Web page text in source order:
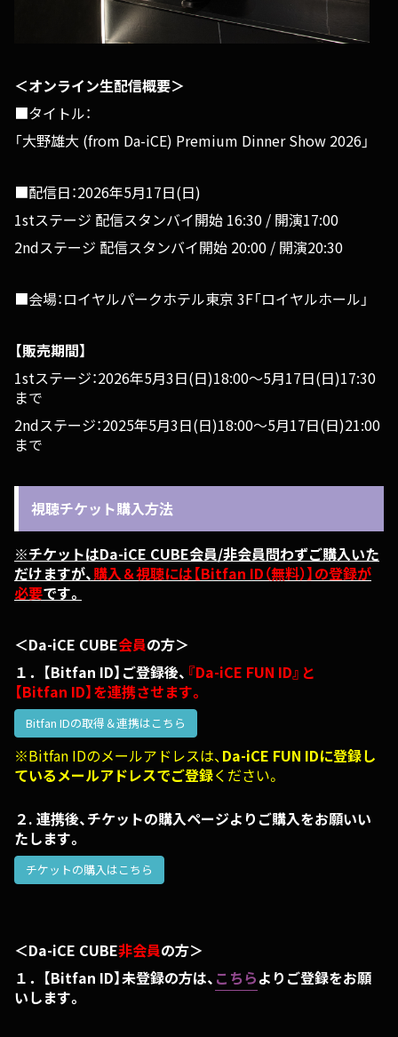
＜オンライン生配信概要＞
■タイトル：
「大野雄大 (from Da-iCE) Premium Dinner Show 2026」
■配信日：2026年5月17日(日)
1stステージ 配信スタンバイ開始 16:30 / 開演17:00
2ndステージ 配信スタンバイ開始 20:00 / 開演20:30
■会場：ロイヤルパークホテル東京 3F「ロイヤルホール」
【販売期間】
1stステージ：2026年5月3日(日)18:00〜5月17日(日)17:30
まで
2ndステージ：2025年5月3日(日)18:00〜5月17日(日)21:00
まで
視聴チケット購入方法
※チケットはDa-iCE CUBE会員/非会員問わずご購入いた
だけますが、購入＆視聴には【Bitfan ID（無料）】の登録が
必要です。
＜Da-iCE CUBE会員の方＞
１．【Bitfan ID】ご登録後、 『Da-iCE FUN ID』と
【Bitfan ID】を連携させます。
Bitfan IDの取得＆連携はこちら
※Bitfan IDのメールアドレスは、 Da-iCE FUN IDに登録し
ているメールアドレスでご登録ください。
２. 連携後、チケットの購入ページよりご購入をお願いい
たします。
チケットの購入はこちら
＜Da-iCE CUBE非会員の方＞
１．【Bitfan ID】未登録の方は、 こちらよりご登録をお願
いします。